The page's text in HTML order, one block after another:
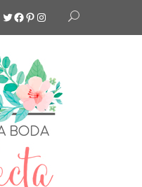
Twitter
Facebook
Pinterest
Instagram